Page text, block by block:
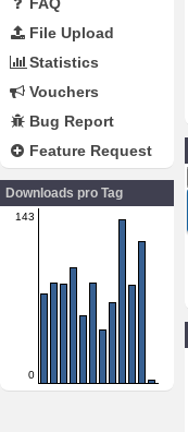
File Upload
Statistics
Vouchers
Bug Report
Feature Request
Downloads pro Tag
143
0